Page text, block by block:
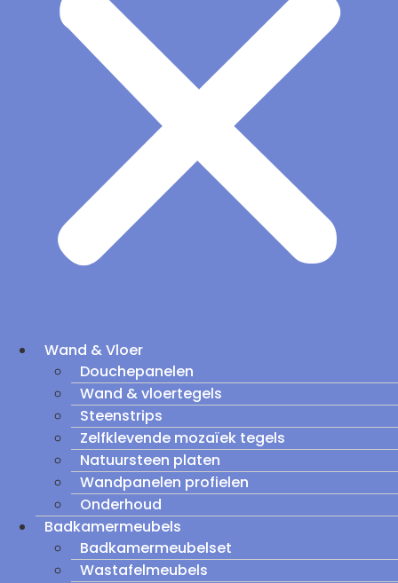
Wand & Vloer
Douchepanelen
Wand & vloertegels
Steenstrips
Zelfklevende mozaïek tegels
Natuursteen platen
Wandpanelen profielen
Onderhoud
Badkamermeubels
Badkamermeubelset
Wastafelmeubels